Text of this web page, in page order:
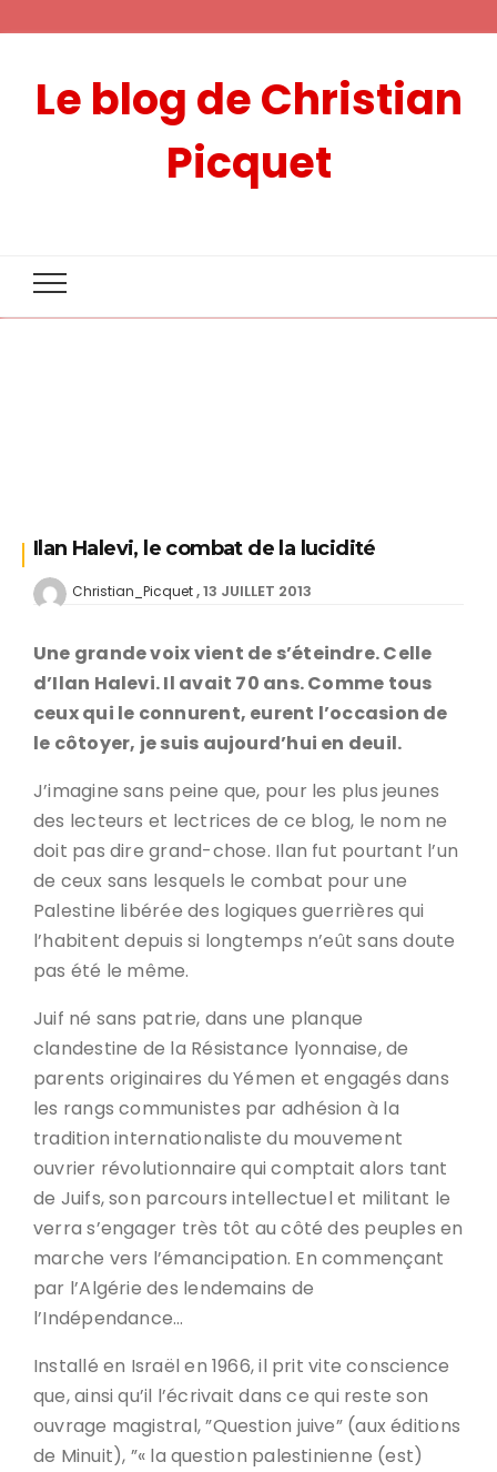
Le blog de Christian
Picquet
Ilan Halevi, le combat de la lucidité
Christian_Picquet 13 JUILLET 2013
Une grande voix vient de s’éteindre. Celle
d’Ilan Halevi. Il avait 70 ans. Comme tous
ceux qui le connurent, eurent l’occasion de
le côtoyer, je suis aujourd’hui en deuil.
J’imagine sans peine que, pour les plus jeunes
des lecteurs et lectrices de ce blog, le nom ne
doit pas dire grand-chose. Ilan fut pourtant l’un
de ceux sans lesquels le combat pour une
Palestine libérée des logiques guerrières qui
l’habitent depuis si longtemps n’eût sans doute
pas été le même.
Juif né sans patrie, dans une planque
clandestine de la Résistance lyonnaise, de
parents originaires du Yémen et engagés dans
les rangs communistes par adhésion à la
tradition internationaliste du mouvement
ouvrier révolutionnaire qui comptait alors tant
de Juifs, son parcours intellectuel et militant le
verra s’engager très tôt au côté des peuples en
marche vers l’émancipation. En commençant
par l’Algérie des lendemains de
l’Indépendance…
Installé en Israël en 1966, il prit vite conscience
que, ainsi qu’il l’écrivait dans ce qui reste son
ouvrage magistral, ”Question juive” (aux éditions
de Minuit), ”« la question palestinienne (est)